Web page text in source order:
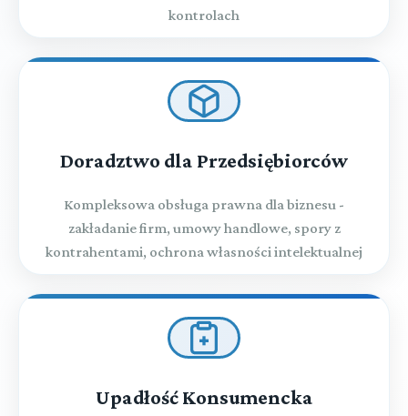
kontrolach
Doradztwo dla Przedsiębiorców
Kompleksowa obsługa prawna dla biznesu -
zakładanie firm, umowy handlowe, spory z
kontrahentami, ochrona własności intelektualnej
Upadłość Konsumencka